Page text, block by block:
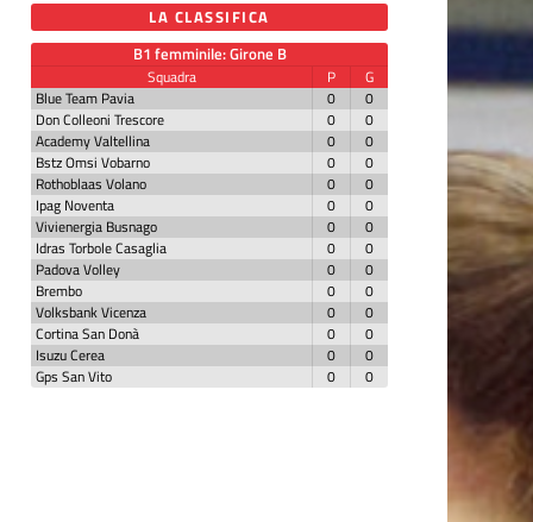
LA CLASSIFICA
B1 femminile: Girone B
Squadra P
G
Blue Team Pavia
0
0
Don Colleoni Trescore
0
0
Academy Valtellina
0
0
Bstz Omsi Vobarno
0
0
Rothoblaas Volano
0
0
Ipag Noventa
0
0
Vivienergia Busnago
0
0
Idras Torbole Casaglia
0
0
Padova Volley
0
0
Brembo
0
0
Volksbank Vicenza
0
0
Cortina San Donà
0
0
Isuzu Cerea
0
0
Gps San Vito
0 0